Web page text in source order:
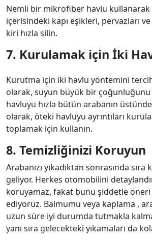
Nemli bir mikrofiber havlu kullanarak
içerisindeki kapı eşikleri, pervazları
kiri hızla silin.
7. Kurulamak için İki
Kurutma için iki havlu yöntemini
olarak, suyun büyük bir
havluyu hızla bütün arabanın
olarak, öteki havluyu ayrıntıları
toplamak için kullanın.
8. Temizliğinizi Koruyun
Arabanızı yıkadıktan sonrasında sıra
geliyor. Herkes otomobilini
koruyamaz, fakat bunu şiddetle öneri
ediyoruz. Balmumu veya kaplama ,
uzun süre iyi durumda tutmakla
yanı sıra gelecekteki yıkamaları da